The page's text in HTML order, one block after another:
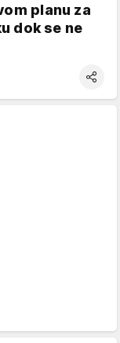
planu za
dok se ne